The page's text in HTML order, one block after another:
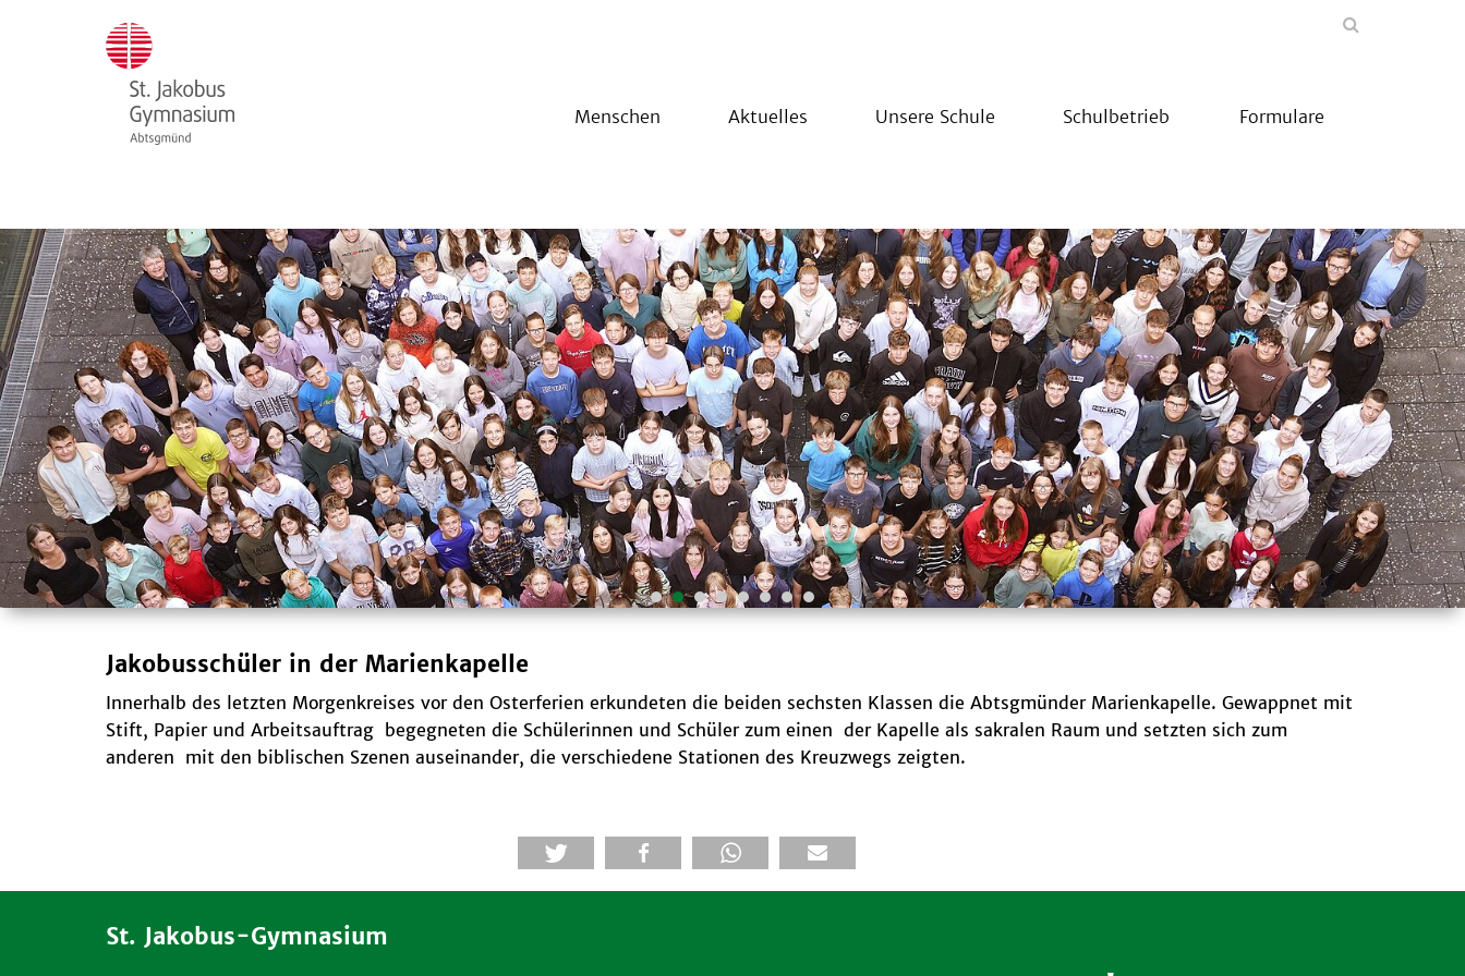
Menschen Aktuelles Unsere Schule Schulbetrieb Formulare
Jakobusschüler in der Marienkapelle
Innerhalb des letzten Morgenkreises vor den Osterferien erkundeten die beiden sechsten Klassen die Abtsgmünder Marienkapelle. Gewappnet mit
Stift, Papier und Arbeitsauftrag begegneten die Schülerinnen und Schüler zum einen der Kapelle als sakralen Raum und setzten sich zum
anderen mit den biblischen Szenen auseinander, die verschiedene Stationen des Kreuzwegs zeigten.
St. Jakobus-Gymnasium